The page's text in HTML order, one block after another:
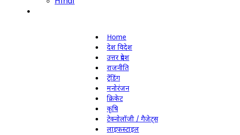
Home
देश विदेश
उत्तर प्रदेश
राजनीति
ट्रेंडिंग
मनोरंजन
क्रिकेट
कृषि
टेक्नोलॉजी / गैजेट्स
लाइफस्टाइल